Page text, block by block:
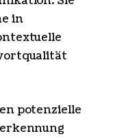
in
potenzielle